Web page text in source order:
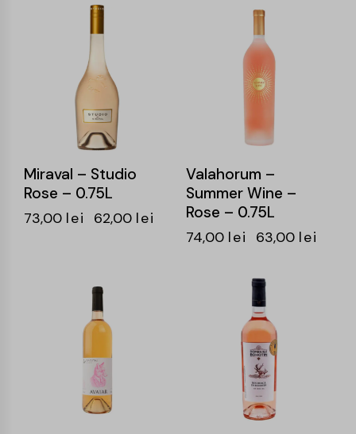
Miraval – Studio
Rose – 0.75L
73,00 lei 62,00 lei
Valahorum –
Summer Wine –
Rose – 0.75L
74,00 lei 63,00 lei